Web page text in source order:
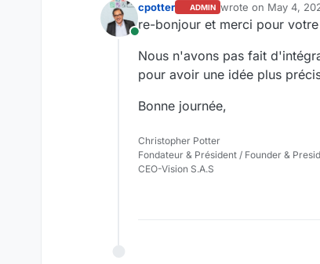
Online
cpotter ADMIN wrote on May 4,
last edited by
re-bonjour et merci pour
Nous n'avons pas fait
pour avoir une idée plus
Bonne journée,
Christopher Potter
Fondateur & Président / Founder &
CEO-Vision S.A.S